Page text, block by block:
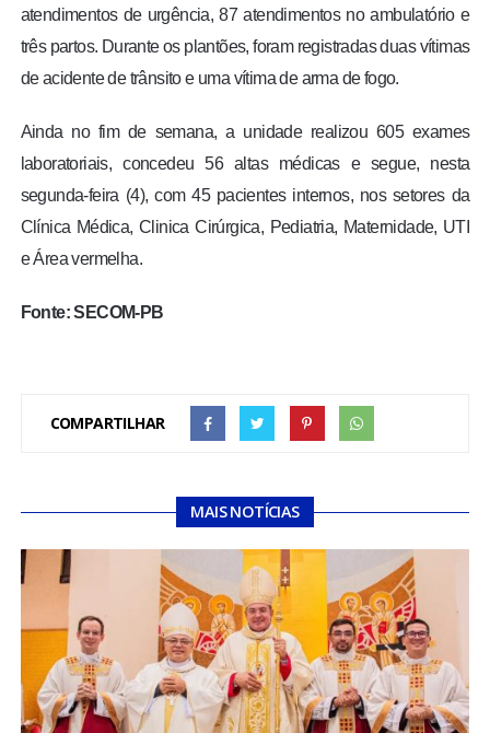
atendimentos de urgência, 87 atendimentos no ambulatório e
três partos. Durante os plantões, foram registradas duas vítimas
de acidente de trânsito e uma vítima de arma de fogo.
Ainda no fim de semana, a unidade realizou 605 exames
laboratoriais, concedeu 56 altas médicas e segue, nesta
segunda-feira (4), com 45 pacientes internos, nos setores da
Clínica Médica, Clinica Cirúrgica, Pediatria, Maternidade, UTI
e Área vermelha.
Fonte: SECOM-PB
COMPARTILHAR
MAIS NOTÍCIAS